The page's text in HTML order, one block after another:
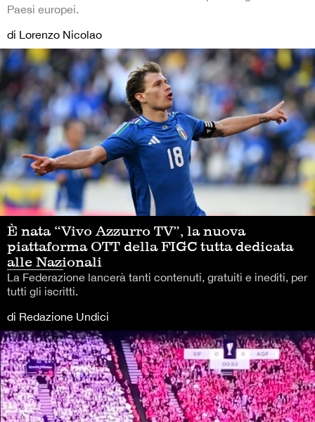
Paesi europei.
di Lorenzo Nicolao
È nata “Vivo Azzurro TV”, la nuova
piattaforma OTT della FIGC tutta dedicata
alle Nazionali
La Federazione lancerà tanti contenuti, gratuiti e inediti, per
tutti gli iscritti.
di Redazione Undici